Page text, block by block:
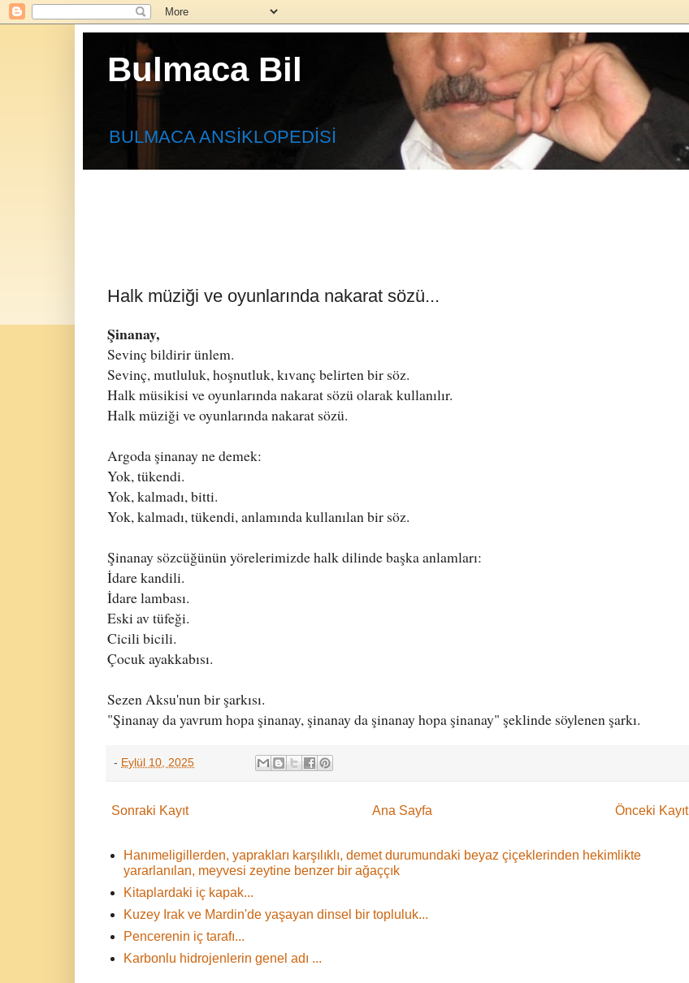
Bulmaca Bil
BULMACA ANSİKLOPEDİSİ
Halk müziği ve oyunlarında nakarat sözü...
Şinanay,
Sevinç bildirir ünlem.
Sevinç, mutluluk, hoşnutluk, kıvanç belirten bir söz.
Halk müsikisi ve oyunlarında nakarat sözü olarak kullanılır.
Halk müziği ve oyunlarında nakarat sözü.
Argoda şinanay ne demek:
Yok, tükendi.
Yok, kalmadı, bitti.
Yok, kalmadı, tükendi, anlamında kullanılan bir söz.
Şinanay sözcüğünün yörelerimizde halk dilinde başka anlamları:
İdare kandili.
İdare lambası.
Eski av tüfeği.
Cicili bicili.
Çocuk ayakkabısı.
Sezen Aksu'nun bir şarkısı.
"Şinanay da yavrum hopa şinanay, şinanay da şinanay hopa şinanay" şeklinde söylenen şarkı.
- Eylül 10, 2025
Sonraki Kayıt Önceki Kayıt
Ana Sayfa
Hanımeligillerden, yaprakları karşılıklı, demet durumundaki beyaz çiçeklerinden hekimlikte
yararlanılan, meyvesi zeytine benzer bir ağaççık
Kitaplardaki iç kapak...
Kuzey Irak ve Mardin'de yaşayan dinsel bir topluluk...
Pencerenin iç tarafı...
Karbonlu hidrojenlerin genel adı ...